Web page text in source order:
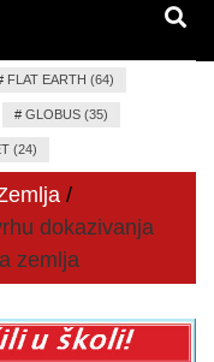
FLAT EARTH (64)
# GLOBUS (35)
(24)
dokazivanja
zemlja